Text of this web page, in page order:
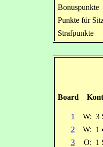
Bonuspunkte
Punkte für
Strafpunkte
Board
1
W: 3
2
W: 1
3
O: 1